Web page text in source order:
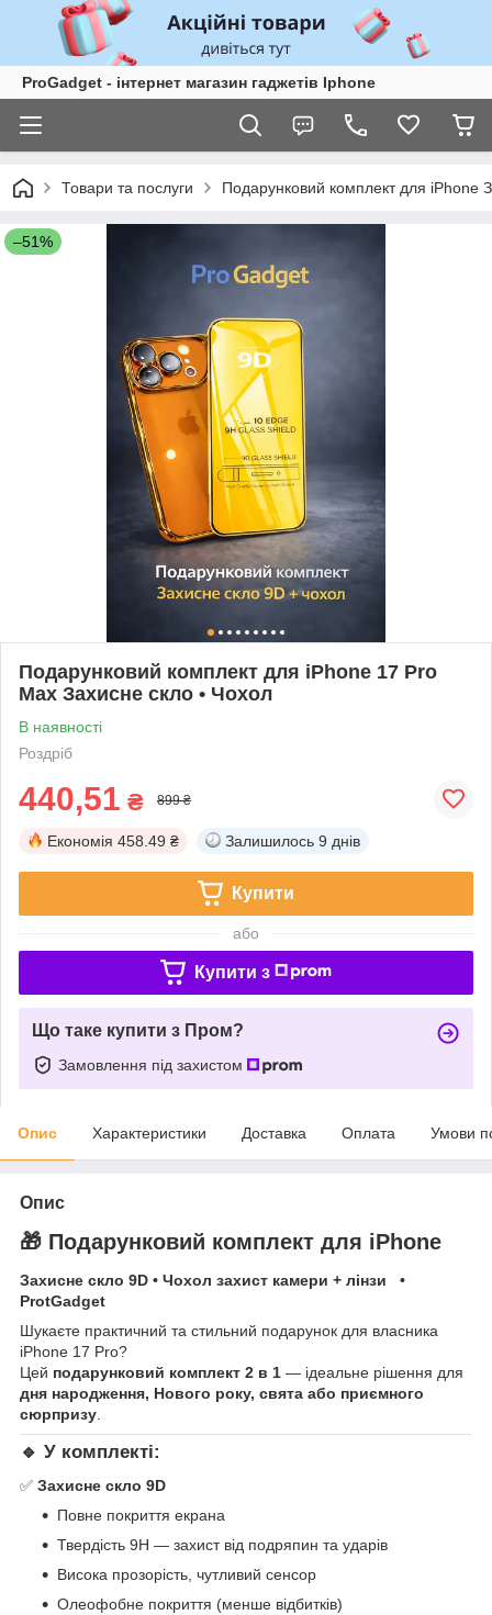
ProGadget - iнтернет магазин гаджетів Iphone
Товари та послуги Подарунковий комплект для iPhone
–51%
Подарунковий комплект для iPhone 17 Pro
Max Захисне скло • Чохол
В наявності
Роздріб
440,51 ₴ 899 ₴
Економія 458.49 ₴ Залишилось 9 днів
Купити
або
Купити з
Що таке купити з Пром?
Замовлення під захистом
Опис Характеристики Доставка Оплата Умови
Опис
🎁 Подарунковий комплект для iPhone
Захисне скло 9D • Чохол захист камери + лінзи •
ProtGadget
Шукаєте практичний та стильний подарунок для власника
iPhone 17 Pro?
Цей подарунковий комплект 2 в 1 — ідеальне рішення для
дня народження, Нового року, свята або приємного
сюрпризу.
🔹 У комплекті:
✅ Захисне скло 9D
Повне покриття екрана
Твердість 9H — захист від подряпин та ударів
Висока прозорість, чутливий сенсор
Олеофобне покриття (менше відбитків)